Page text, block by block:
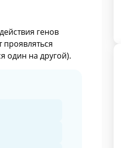
генов
один на другой).